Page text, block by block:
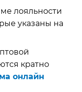
лояльности
указаны на
кратно
онлайн